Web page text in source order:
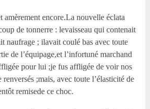
amèrement encore.La nouvelle éclata
de tonnerre : levaisseau qui contenait
naufrage ; ilavait coulé bas avec toute
de l’équipage,et l’infortuné marchand
pour lui ;je fus affligée de voir nos
renversés ;mais, avec toute l’élasticité de
remisede ce choc.